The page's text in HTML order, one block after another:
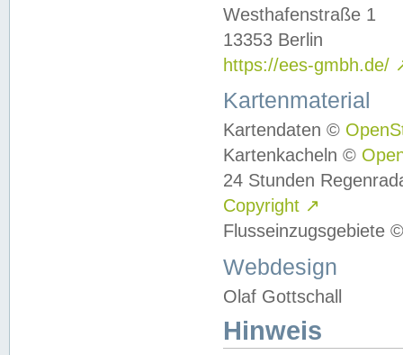
Westhafenstraße 1
13353 Berlin
https://ees-gmbh.de/
Kartenmaterial
Kartendaten ©
Kartenkacheln ©
24 Stunden
Copyright ↗
Flusseinzugsgebiete
Webdesign
Olaf Gottschall
Hinweis